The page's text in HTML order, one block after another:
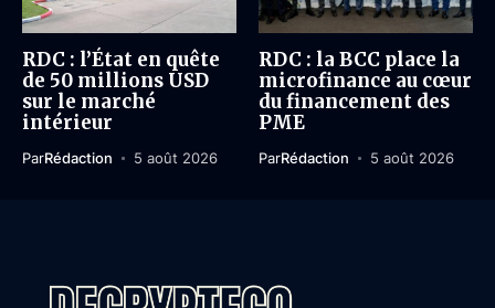
RDC : l’État en quête
de 50 millions USD
sur le marché
intérieur
ParRédaction 5 août 2026
RDC : la BCC place la
microfinance au cœur
du financement des
PME
ParRédaction 5 août 2026